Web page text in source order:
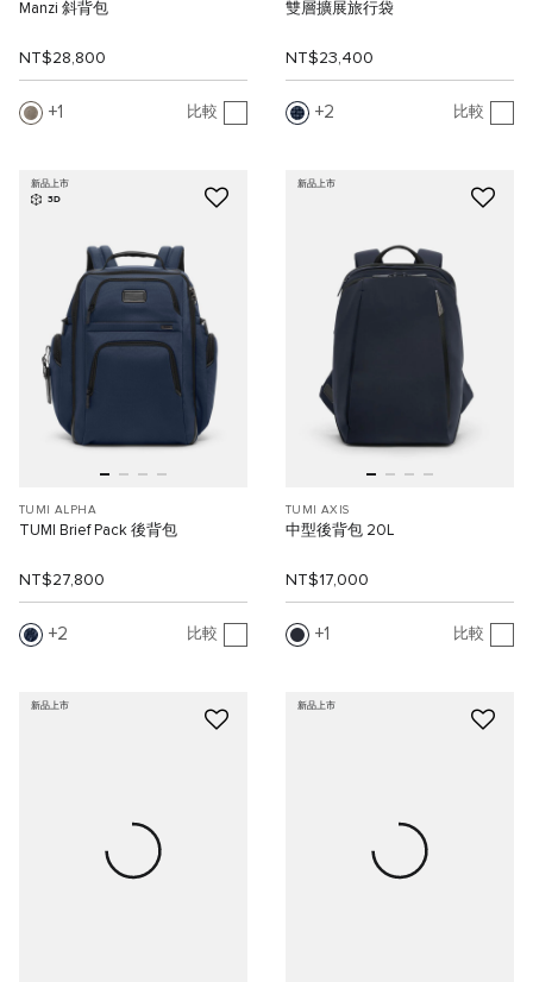
Manzi 斜背包
NT$28,800
1 比較
雙層擴展旅行袋
NT$23,400
2 比較
新品上市
3D
TUMI ALPHA
TUMI Brief Pack 後背包
NT$27,800
2 比較
新品上市
TUMI AXIS
中型後背包 20L
NT$17,000
1 比較
新品上市 新品上市